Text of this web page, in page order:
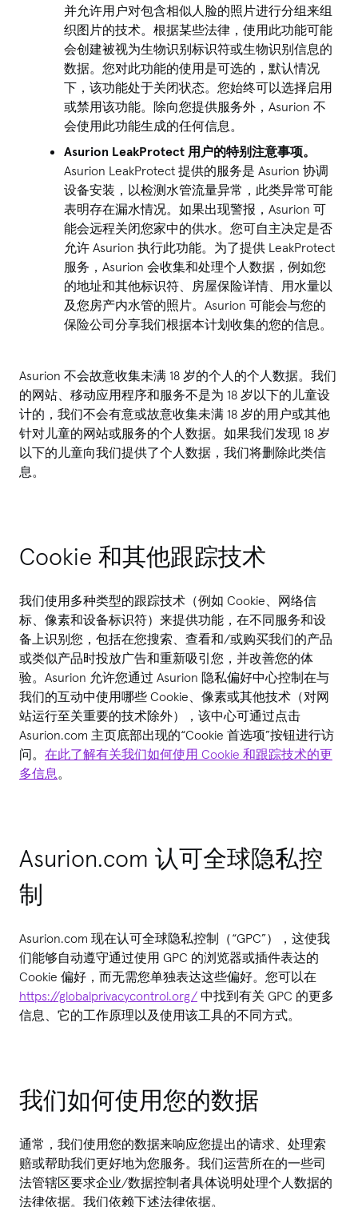
并允许用户对包含相似人脸的照片进行分组来组
织图片的技术。根据某些法律，使用此功能可能
会创建被视为生物识别标识符或生物识别信息的
数据。您对此功能的使用是可选的，默认情况
下，该功能处于关闭状态。您始终可以选择启用
或禁用该功能。除向您提供服务外，Asurion 不
会使用此功能生成的任何信息。
Asurion LeakProtect 用户的特别注意事项。
Asurion LeakProtect 提供的服务是 Asurion 协调
设备安装，以检测水管流量异常，此类异常可能
表明存在漏水情况。如果出现警报，Asurion 可
能会远程关闭您家中的供水。您可自主决定是否
允许 Asurion 执行此功能。为了提供 LeakProtect
服务，Asurion 会收集和处理个人数据，例如您
的地址和其他标识符、房屋保险详情、用水量以
及您房产内水管的照片。Asurion 可能会与您的
保险公司分享我们根据本计划收集的您的信息。
Asurion 不会故意收集未满 18 岁的个人的个人数据。我们
的网站、移动应用程序和服务不是为 18 岁以下的儿童设
计的，我们不会有意或故意收集未满 18 岁的用户或其他
针对儿童的网站或服务的个人数据。如果我们发现 18 岁
以下的儿童向我们提供了个人数据，我们将删除此类信
息。
Cookie 和其他跟踪技术
我们使用多种类型的跟踪技术（例如 Cookie、网络信
标、像素和设备标识符）来提供功能，在不同服务和设
备上识别您，包括在您搜索、查看和/或购买我们的产品
或类似产品时投放广告和重新吸引您，并改善您的体
验。Asurion 允许您通过 Asurion 隐私偏好中心控制在与
我们的互动中使用哪些 Cookie、像素或其他技术（对网
站运行至关重要的技术除外），该中心可通过点击
Asurion.com 主页底部出现的“Cookie 首选项”按钮进行访
问。 在此了解有关我们如何使用 Cookie 和跟踪技术的更
多信息 。
Asurion.com 认可全球隐私控
制
Asurion.com 现在认可全球隐私控制（“GPC”），这使我
们能够自动遵守通过使用 GPC 的浏览器或插件表达的
Cookie 偏好，而无需您单独表达这些偏好。您可以在
https://globalprivacycontrol.org/ 中找到有关 GPC 的更多
信息、它的工作原理以及使用该工具的不同方式。
我们如何使用您的数据
通常，我们使用您的数据来响应您提出的请求、处理索
赔或帮助我们更好地为您服务。我们运营所在的一些司
法管辖区要求企业/数据控制者具体说明处理个人数据的
法律依据。我们依赖下述法律依据。